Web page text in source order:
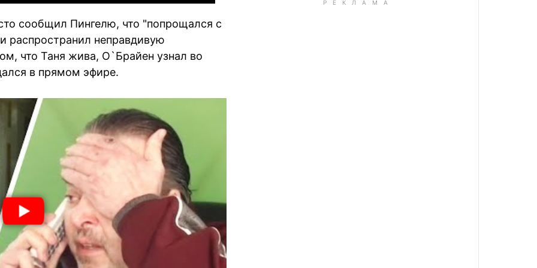
сообщил Пингелю, что "попрощался с
распространил неправдивую
что Таня жива, О`Брайен узнал во
в прямом эфире.